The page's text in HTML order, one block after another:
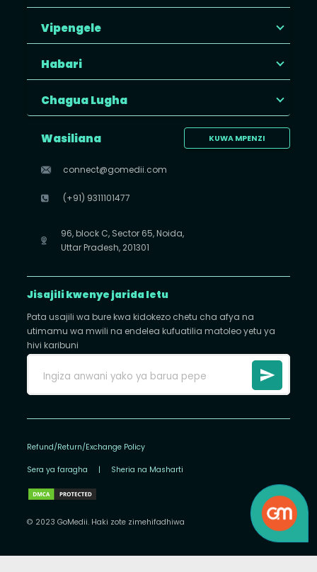
Vipengele
Habari
Chagua Lugha
KUWA MPENZI
Wasiliana
connect@gomedii.com
(+91) 9311101477
96, block C, Sector 65, Noida,
Uttar Pradesh, 201301
Jisajili kwenye jarida letu
Pata usajili wa bure kwa kidokezo chetu cha afya na
utimamu wa mwili na endelea kufuatilia matoleo yetu ya
hivi karibuni
Refund/Return/Exchange Policy
Sera ya faragha | Sheria na Masharti
© 2023 GoMedii. Haki zote zimehifadhiwa